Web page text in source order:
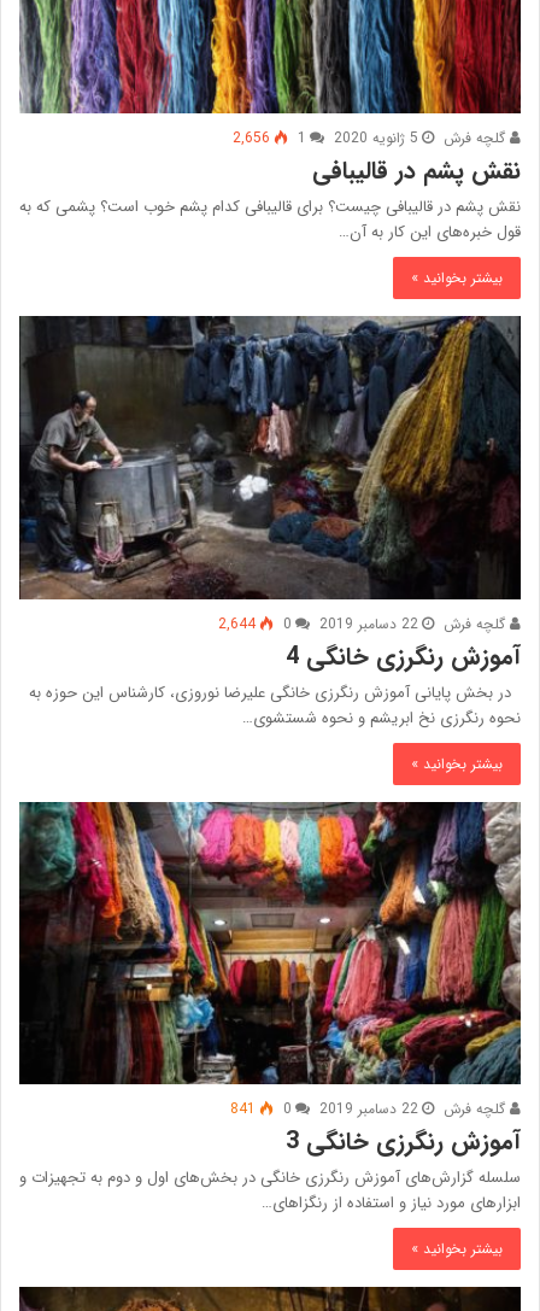
گلچه فرش 5 ژانویه 2020 1
2,656
نقش پشم در قالیبافی
نقش پشم در قالیبافی چیست؟ برای قالیبافی کدام پشم خوب است؟ پشمی که به
قول خبره‌های این کار به آن…
بیشتر بخوانید »
گلچه فرش 22 دسامبر 2019 0
2,644
آموزش رنگرزی خانگی 4
در بخش پایانی آموزش رنگرزی خانگی علیرضا نوروزی، کارشناس این حوزه به
نحوه رنگرزی نخ ابریشم و نحوه شستشوی…
بیشتر بخوانید »
گلچه فرش 22 دسامبر 2019 0
841
آموزش رنگرزی خانگی 3
سلسله گزارش‌های آموزش رنگرزی خانگی در بخش‌های اول و دوم به تجهیزات و
ابزارهای مورد نیاز و استفاده از رنگزاهای…
بیشتر بخوانید »